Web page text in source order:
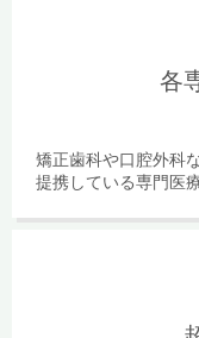
各
矯正歯科や口腔外科
提携している専門医